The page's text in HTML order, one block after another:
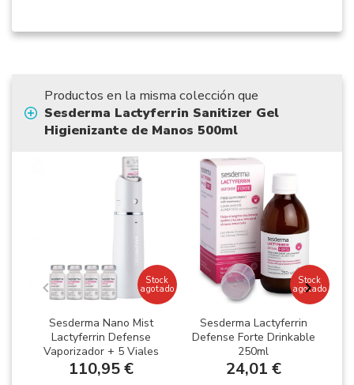
Productos en la misma colección que
Sesderma Lactyferrin Sanitizer Gel
Higienizante de Manos 500ml
Stock
agotado
Sesderma Nano Mist
Lactyferrin Defense
Vaporizador + 5 Viales
110,95 €
Stock
agotado
Sesderma Lactyferrin
Defense Forte Drinkable
250ml
24,01 €